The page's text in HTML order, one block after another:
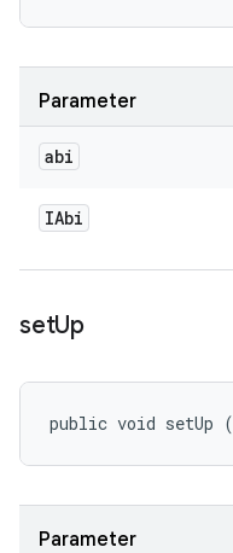
Parameter
abi
IAbi
setUp
public void setUp (
Parameter